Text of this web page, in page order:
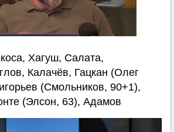
Хагуш, Салата,
Калачёв, Гацкан (Олег
(Смольников, 90+1),
(Элсон, 63), Адамов